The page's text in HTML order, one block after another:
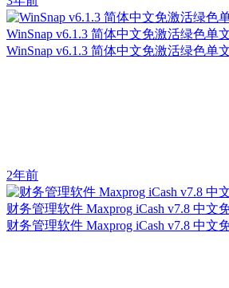
WinSnap v6.1.3 简体中文免激活绿色单
WinSnap v6.1.3 简体中文免激活绿色单
2年前
财务管理软件 Maxprog iCash v7.8 中文
财务管理软件 Maxprog iCash v7.8 中文